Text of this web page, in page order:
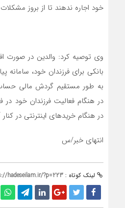
خود اجاره ندهند تا از بروز
وی توصیه کرد: والدین در صورت
بانکی برای فرزندان خود، سامانه
به طور مستقیم گردش مالی
در هنگام فعالیت فرزندان خود
در هنگام خریدهای اینترنتی در
انتهای خبر/س
لینک کوتاه : hadeseilam.ir/?p=223